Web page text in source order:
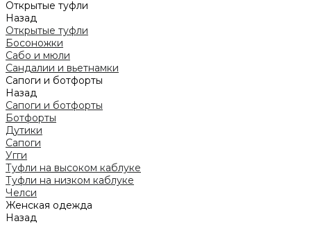
Открытые туфли
Назад
Открытые туфли
Босоножки
Сабо и мюли
Сандалии и вьетнамки
Сапоги и ботфорты
Назад
Сапоги и ботфорты
Ботфорты
Дутики
Сапоги
Угги
Туфли на высоком каблуке
Туфли на низком каблуке
Челси
Женская одежда
Назад